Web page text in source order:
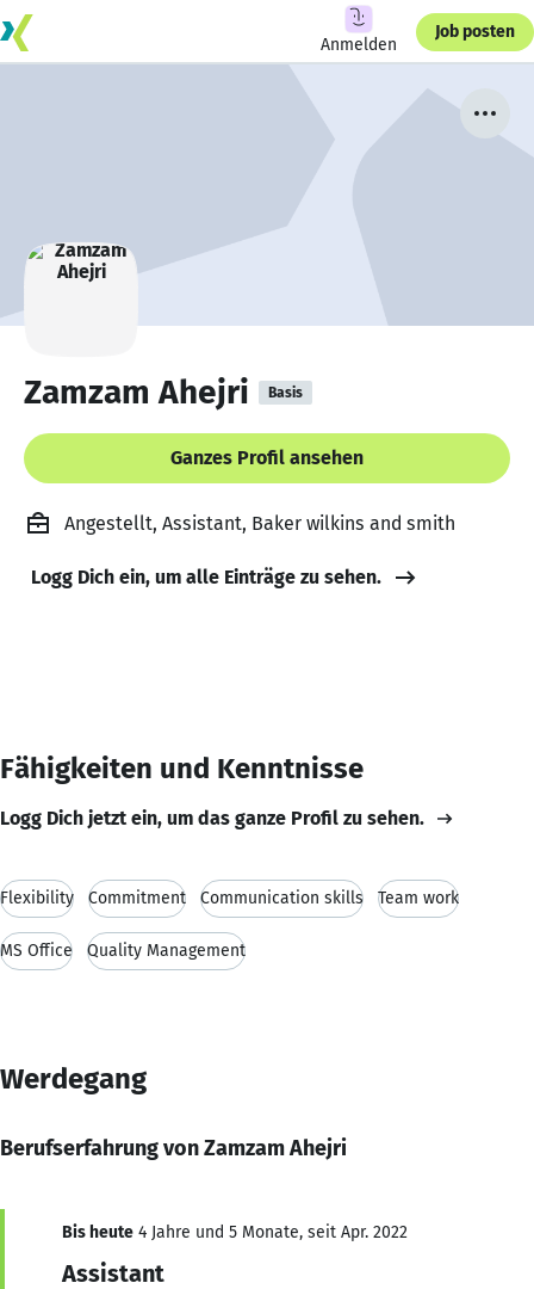
Anmelden
Job posten
Zamzam Ahejri Basis
Ganzes Profil ansehen
Angestellt, Assistant, Baker wilkins and smith
Logg Dich ein, um alle Einträge zu sehen.
Fähigkeiten und Kenntnisse
Logg Dich jetzt ein, um das ganze Profil zu sehen.
Flexibility Commitment Communication skills Team work
MS Office Quality Management
Werdegang
Berufserfahrung von Zamzam Ahejri
Bis heute 4 Jahre und 5 Monate, seit Apr. 2022
Assistant